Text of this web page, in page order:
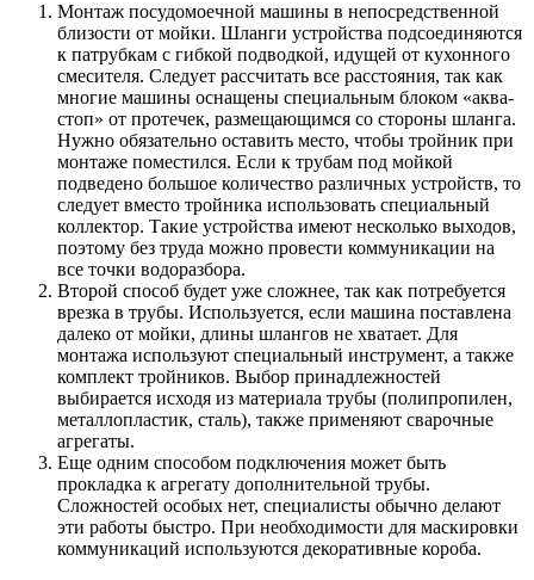
Монтаж посудомоечной машины в непосредственной
близости от мойки. Шланги устройства подсоединяются
к патрубкам с гибкой подводкой, идущей от кухонного
смесителя. Следует рассчитать все расстояния, так как
многие машины оснащены специальным блоком «аква-
стоп» от протечек, размещающимся со стороны шланга.
Нужно обязательно оставить место, чтобы тройник при
монтаже поместился. Если к трубам под мойкой
подведено большое количество различных устройств, то
следует вместо тройника использовать специальный
коллектор. Такие устройства имеют несколько выходов,
поэтому без труда можно провести коммуникации на
все точки водоразбора.
Второй способ будет уже сложнее, так как потребуется
врезка в трубы. Используется, если машина поставлена
далеко от мойки, длины шлангов не хватает. Для
монтажа используют специальный инструмент, а также
комплект тройников. Выбор принадлежностей
выбирается исходя из материала трубы (полипропилен,
металлопластик, сталь), также применяют сварочные
агрегаты.
Еще одним способом подключения может быть
прокладка к агрегату дополнительной трубы.
Сложностей особых нет, специалисты обычно делают
эти работы быстро. При необходимости для маскировки
коммуникаций используются декоративные короба.